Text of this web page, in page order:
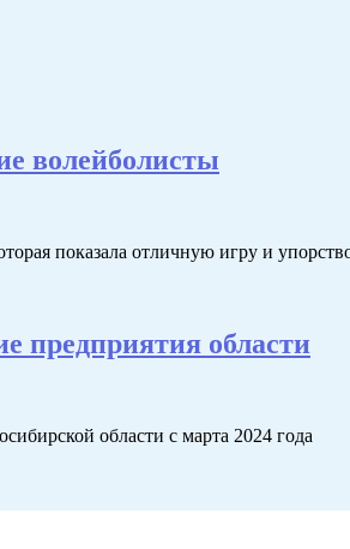
волейболисты
показала отличную игру и
предприятия области
области с марта 2024 года